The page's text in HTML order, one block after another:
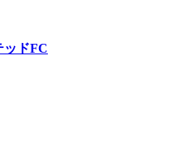
ッドFC